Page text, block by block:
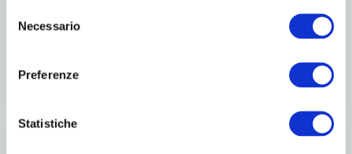
delNecessario
Preferenze
Statistiche